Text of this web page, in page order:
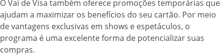
O Vai de Visa também oferece promoções temporárias que
ajudam a maximizar os benefícios do seu cartão. Por meio
de vantagens exclusivas em shows e espetáculos, o
programa é uma excelente forma de potencializar suas
compras.